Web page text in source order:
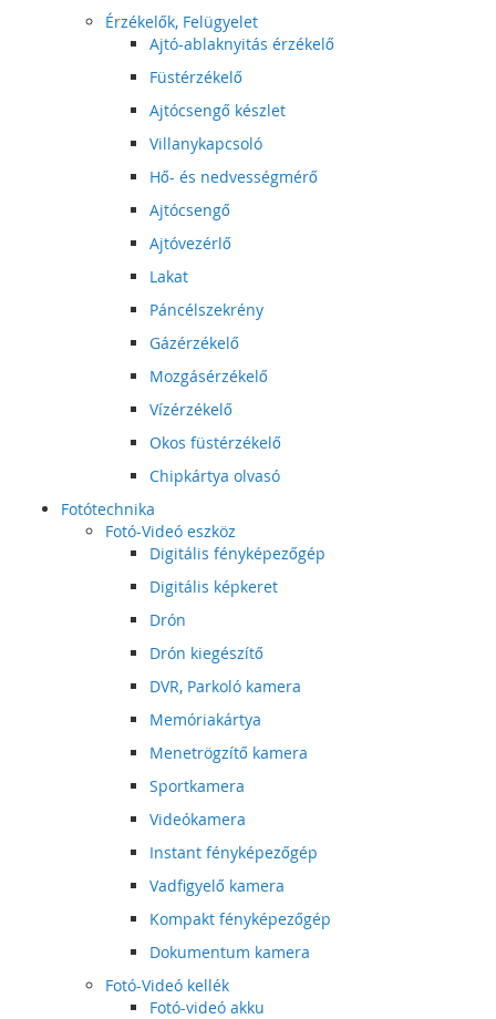
Érzékelők, Felügyelet
Ajtó-ablaknyitás érzékelő
Füstérzékelő
Ajtócsengő készlet
Villanykapcsoló
Hő- és nedvességmérő
Ajtócsengő
Ajtóvezérlő
Lakat
Páncélszekrény
Gázérzékelő
Mozgásérzékelő
Vízérzékelő
Okos füstérzékelő
Chipkártya olvasó
Fotótechnika
Fotó-Videó eszköz
Digitális fényképezőgép
Digitális képkeret
Drón
Drón kiegészítő
DVR, Parkoló kamera
Memóriakártya
Menetrögzítő kamera
Sportkamera
Videókamera
Instant fényképezőgép
Vadfigyelő kamera
Kompakt fényképezőgép
Dokumentum kamera
Fotó-Videó kellék
Fotó-videó akku